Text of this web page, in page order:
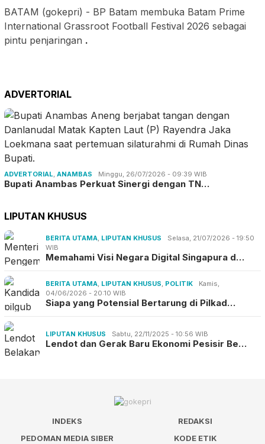
BATAM (gokepri) - BP Batam membuka Batam Prime
International Grassroot Football Festival 2026 sebagai
pintu penjaringan .
ADVERTORIAL
ADVERTORIAL, ANAMBAS Minggu, 26/07/2026 - 09:39 WIB
Bupati Anambas Perkuat Sinergi dengan TN…
LIPUTAN KHUSUS
BERITA UTAMA, LIPUTAN KHUSUS
Selasa, 21/07/2026 - 19:50
WIB
Memahami Visi Negara Digital Singapura d…
BERITA UTAMA, LIPUTAN KHUSUS, POLITIK
Kamis,
04/06/2026 - 20:10 WIB
Siapa yang Potensial Bertarung di Pilkad…
LIPUTAN KHUSUS Sabtu, 22/11/2025 - 10:56 WIB
Lendot dan Gerak Baru Ekonomi Pesisir Be…
INDEKS
REDAKSI
PEDOMAN MEDIA SIBER
KODE ETIK